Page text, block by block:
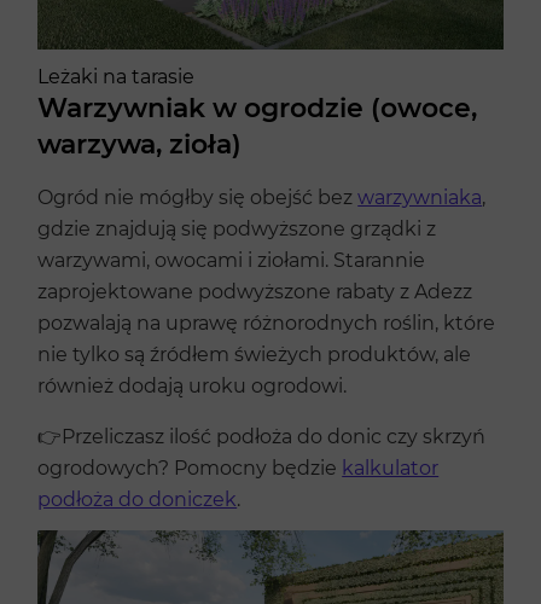
Leżaki na tarasie
Warzywniak w ogrodzie (owoce,
warzywa, zioła)
Ogród nie mógłby się obejść bezwarzywniaka,
gdzie znajdują się podwyższone grządki z
warzywami, owocami i ziołami. Starannie
zaprojektowane podwyższone rabaty z Adezz
pozwalają na uprawę różnorodnych roślin, które
nie tylko są źródłem świeżych produktów, ale
również dodają uroku ogrodowi.
👉Przeliczasz ilość podłoża do donic czy skrzyń
ogrodowych? Pomocny będzie kalkulator
podłoża do doniczek.